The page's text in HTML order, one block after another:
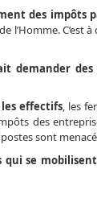
des impôts
C’est
demander
effectifs, les
des
sont
se